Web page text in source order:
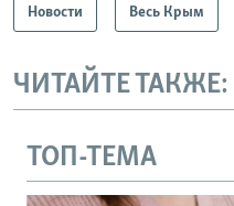
Новости Весь Крым
ЧИТАЙТЕ ТАКЖЕ:
ТОП-ТЕМА